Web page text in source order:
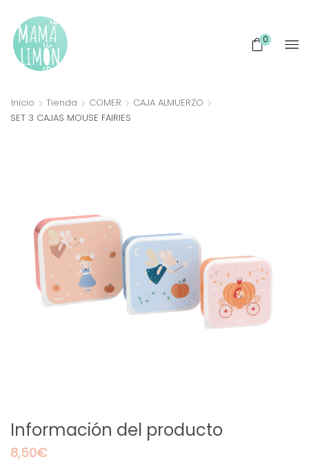
0
Inicio Tienda COMER
CAJA ALMUERZO
SET 3 CAJAS MOUSE FAIRIES
Información del producto
8,50€